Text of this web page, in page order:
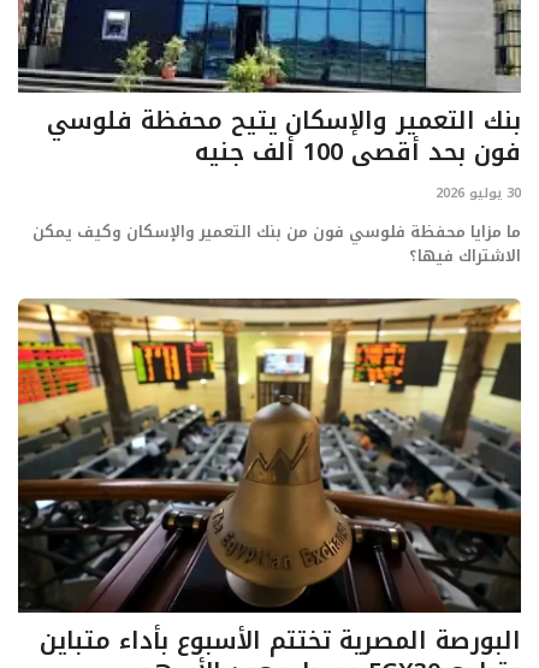
بنك التعمير والإسكان يتيح محفظة فلوسي
فون بحد أقصى 100 ألف جنيه
30 يوليو 2026
ما مزايا محفظة فلوسي فون من بنك التعمير والإسكان وكيف يمكن
الاشتراك فيها؟
البورصة المصرية تختتم الأسبوع بأداء متباين